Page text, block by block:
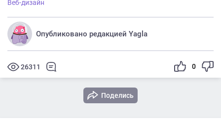
Веб-дизайн
Опубликовано редакцией Yagla
26311 0
Поделись